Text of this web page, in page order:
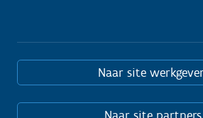
Naar site